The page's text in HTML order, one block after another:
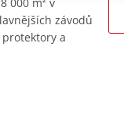
závodů
a